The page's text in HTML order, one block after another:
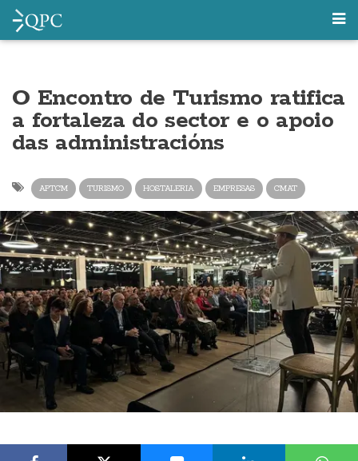
O Encontro de Turismo ratifica
a fortaleza do sector e o apoio
das administracións
APTCM TURISMO HOSTALERIA EMPRESAS CMAT